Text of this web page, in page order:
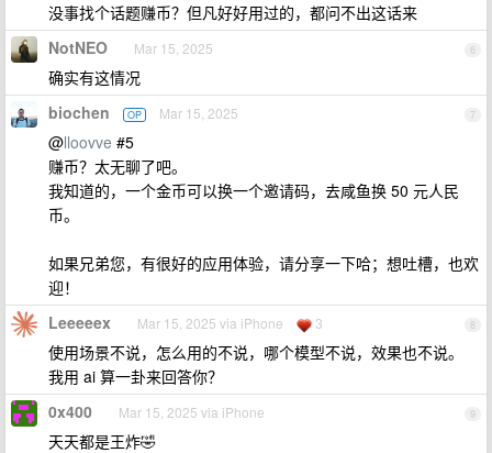
没事找个话题赚币？但凡好好用过的，都问不出这话来
6
NotNEO Mar 15, 2025
确实有这情况
7
biochen OP Mar 15, 2025
@lloovve #5
赚币？太无聊了吧。
我知道的，一个金币可以换一个邀请码，去咸鱼换 50 元人民
币。
如果兄弟您，有很好的应用体验，请分享一下哈；想吐槽，也欢
迎！
8
Leeeeex Mar 15, 2025 via iPhone 3
使用场景不说，怎么用的不说，哪个模型不说，效果也不说。
我用 ai 算一卦来回答你？
9
0x400 Mar 15, 2025 via iPhone
天天都是王炸🤣